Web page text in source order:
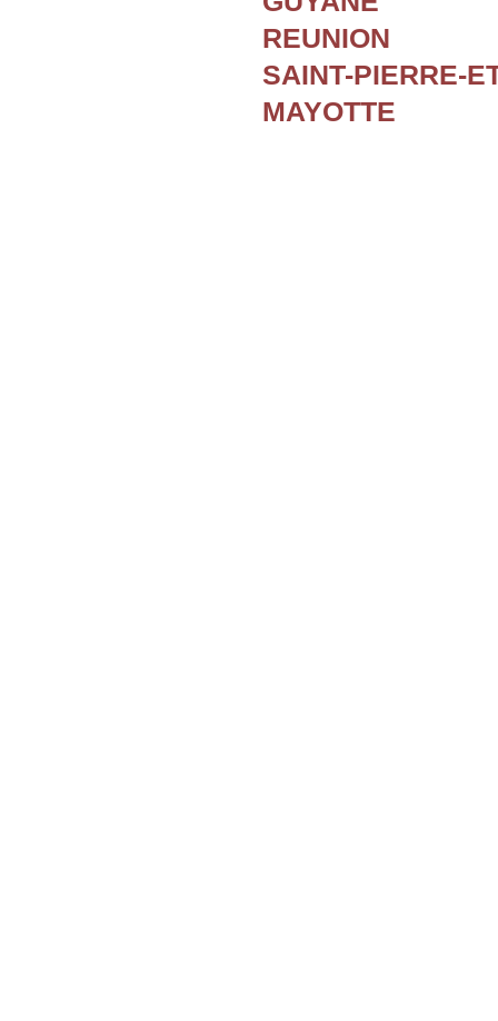
REUNION
SAINT-PIERRE-
MAYOTTE